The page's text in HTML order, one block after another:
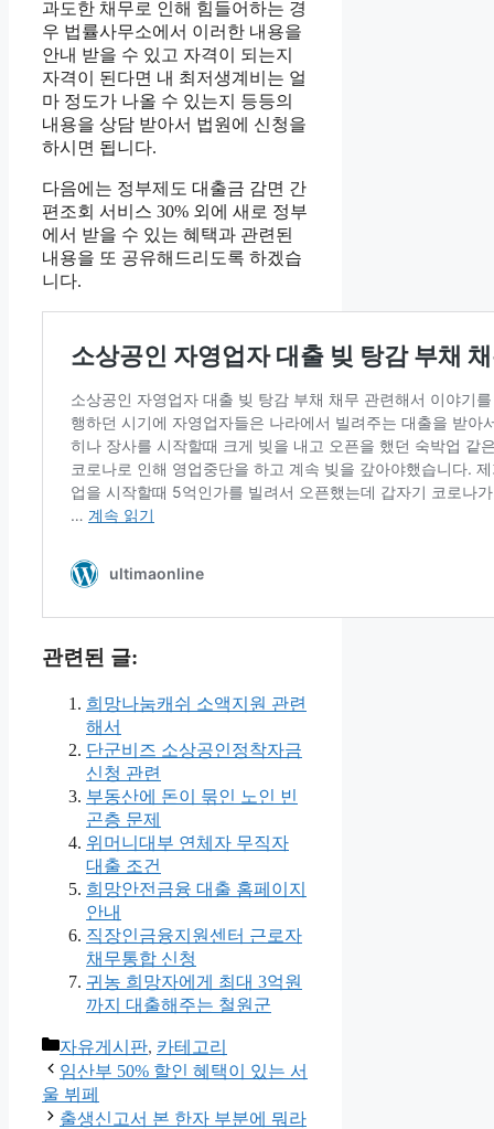
과도한 채무로 인해 힘들어하는 경
우 법률사무소에서 이러한 내용을
안내 받을 수 있고 자격이 되는지
자격이 된다면 내 최저생계비는 얼
마 정도가 나올 수 있는지 등등의
내용을 상담 받아서 법원에 신청을
하시면 됩니다.
다음에는 정부제도 대출금 감면 간
편조회 서비스 30% 외에 새로 정부
에서 받을 수 있는 혜택과 관련된
내용을 또 공유해드리도록 하겠습
니다.
관련된 글:
희망나눔캐쉬 소액지원 관련
해서
단군비즈 소상공인정착자금
신청 관련
부동산에 돈이 묶인 노인 빈
곤층 문제
위머니대부 연체자 무직자
대출 조건
희망안전금융 대출 홈페이지
안내
직장인금융지원센터 근로자
채무통합 신청
귀농 희망자에게 최대 3억원
까지 대출해주는 철원군
카
테
고
리
자유게시판, 카테고리
임산부 50% 할인 혜택이 있는 서
울 뷔페
출생신고서 본 한자 부분에 뭐라